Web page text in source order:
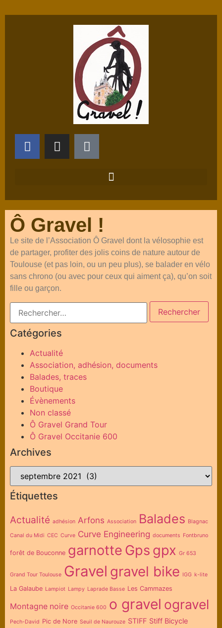
Ô Gravel !
Le site de l’Association Ô Gravel dont la vélosophie est
de partager, profiter des jolis coins de nature autour de
Toulouse (et pas loin, ou un peu plus), se balader en vélo
sans chrono (ou avec pour ceux qui aiment ça), qu’on soit
fille ou garçon.
Catégories
Actualité
Association, adhésion, documents
Balades, traces
Boutique
Évènements
Non classé
Ô Gravel Grand Tour
Ô Gravel Occitanie 600
Archives
Étiquettes
Actualité adhésion Arfons Association Balades Blagnac
Canal du Midi CEC Curve Curve Engineering documents Fontbruno
forêt de Bouconne garnotte Gps gpx Gr 653
Grand Tour Toulouse Gravel gravel bike IGG k-lite
La Galaube Lampiot Lampy Laprade Basse Les Cammazes
Montagne noire Occitanie 600 o gravel ogravel
Pech-David Pic de Nore Seuil de Naurouze STIFF Stiff Bicycle